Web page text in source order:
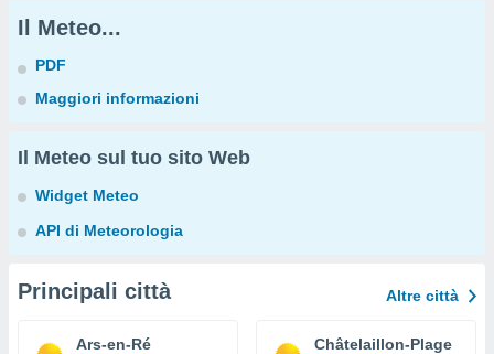
Il Meteo...
PDF
Maggiori informazioni
Il Meteo sul tuo sito Web
Widget Meteo
API di Meteorologia
Principali città Altre città
Ars-en-Ré Châtelaillon-Plage